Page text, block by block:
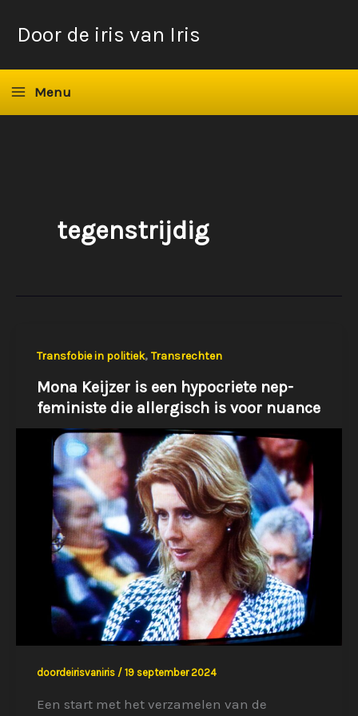
naarDoor de iris van Iris
Menu
tegenstrijdig
Transfobie in politiek, Transrechten
Mona Keijzer is een hypocriete nep-
feministe die allergisch is voor nuance
doordeirisvaniris / 19 september 2024
Een start met het verzamelen van de